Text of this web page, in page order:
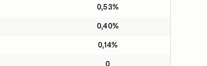
0,53%
0,40%
0,14%
0